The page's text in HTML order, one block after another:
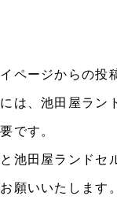
ページからの投
は、池田屋ラン
です。
池田屋ランドセ
願いいたします。